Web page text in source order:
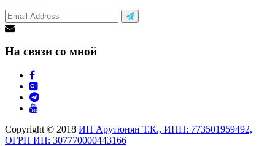
На связи со мной
Copyright © 2018 ИП Арутюнян Т.К., ИНН: 773501959492,
ОГРН ИП: 307770000443166